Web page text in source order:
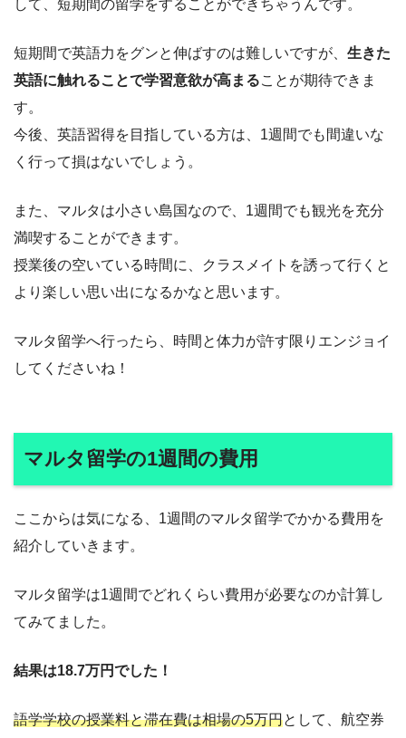
して、短期間の留学をすることができちゃうんです。
短期間で英語力をグンと伸ばすのは難しいですが、 生きた
英語に触れることで学習意欲が高まることが期待できま
す。
今後、英語習得を目指している方は、1週間でも間違いな
く行って損はないでしょう。
また、マルタは小さい島国なので、1週間でも観光を充分
満喫することができます。
授業後の空いている時間に、クラスメイトを誘って行くと
より楽しい思い出になるかなと思います。
マルタ留学へ行ったら、時間と体力が許す限りエンジョイ
してくださいね！
マルタ留学の1週間の費用
ここからは気になる、1週間のマルタ留学でかかる費用を
紹介していきます。
マルタ留学は1週間でどれくらい費用が必要なのか計算し
てみてました。
結果は18.7万円でした！
語学学校の授業料と滞在費は相場の5万円として、航空券